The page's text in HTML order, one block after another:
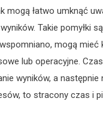
mogą łatwo umknąć
Takie pomyłki
mogą mieć
lub operacyjne.
wyników, a następnie
to stracony czas i